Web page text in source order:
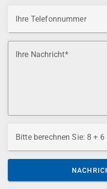
Ihre Telefonnummer
Ihre Nachricht
Bitte berechnen Sie: 8 + 6